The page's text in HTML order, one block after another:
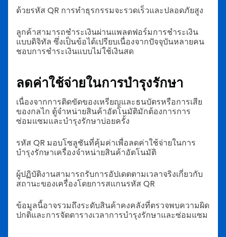
ด้วยรหัส QR การทำธุรกรรมจะรวดเร็วและปลอดภัยสูง
ลูกค้าสามารถชำระเงินผ่านแพลตฟอร์มการชำระเงิน
แบบดิจิทัล ซึ่งเป็นข้อได้เปรียบเนื่องจากปัจจุบันหลายคน
ชอบการชำระเงินแบบไม่ใช้เงินสด
ลดค่าใช้จ่ายในการบำรุงรักษา
เนื่องจากการติดขัดของเหรียญและธนบัตรหรือการเสีย
ของกลไก ตู้จำหน่ายสินค้าอัตโนมัติมักต้องการการ
ซ่อมแซมและบำรุงรักษาบ่อยครั้ง
รหัส QR มอบโซลูชันที่คุ้มค่าเพื่อลดค่าใช้จ่ายในการ
บำรุงรักษาเครื่องจำหน่ายสินค้าอัตโนมัติ
ผู้ปฏิบัติงานสามารถรับการอัปเดตตามเวลาจริงเกี่ยวกับ
สถานะของเครื่องโดยการสแกนรหัส QR
ข้อมูลนี้อาจรวมถึงระดับสินค้าคงคลังที่ตรวจพบความผิด
ปกติและการจัดตารางเวลาการบำรุงรักษาและซ่อมแซม